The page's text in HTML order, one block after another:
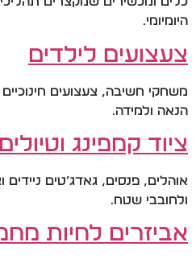
היומיומי.
צעצועים לילדים
משחקי חשיבה, צעצועים
הנאה ולמידה.
ציוד קמפינג וטיולים
אוהלים, פנסים, גאדג’טים ניידים
ולחובבי שטח.
אביזרים לחיות